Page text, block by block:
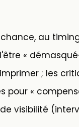
au
«
; les
pour «
visibilité